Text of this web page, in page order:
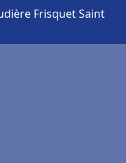
Frisquet Saint